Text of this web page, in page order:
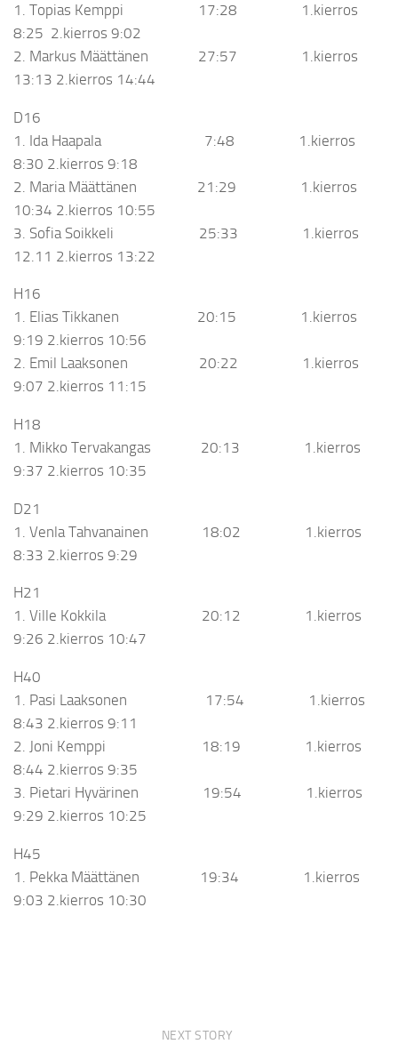
1. Topias Kemppi 17:28 1.kierros
8:25 2.kierros 9:02
2. Markus Määttänen 27:57 1.kierros
13:13 2.kierros 14:44
D16
1. Ida Haapala 7:48 1.kierros
8:30 2.kierros 9:18
2. Maria Määttänen 21:29 1.kierros
10:34 2.kierros 10:55
3. Sofia Soikkeli 25:33 1.kierros
12.11 2.kierros 13:22
H16
1. Elias Tikkanen 20:15 1.kierros
9:19 2.kierros 10:56
2. Emil Laaksonen 20:22 1.kierros
9:07 2.kierros 11:15
H18
1. Mikko Tervakangas 20:13 1.kierros
9:37 2.kierros 10:35
D21
1. Venla Tahvanainen 18:02 1.kierros
8:33 2.kierros 9:29
H21
1. Ville Kokkila 20:12 1.kierros
9:26 2.kierros 10:47
H40
1. Pasi Laaksonen 17:54 1.kierros
8:43 2.kierros 9:11
2. Joni Kemppi 18:19 1.kierros
8:44 2.kierros 9:35
3. Pietari Hyvärinen 19:54 1.kierros
9:29 2.kierros 10:25
H45
1. Pekka Määttänen 19:34 1.kierros
9:03 2.kierros 10:30
NEXT STORY